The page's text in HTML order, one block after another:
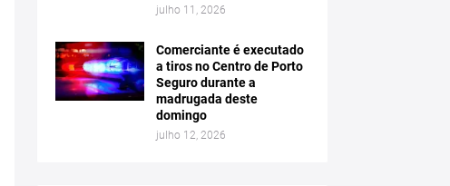
julho 11, 2026
Comerciante é executado
a tiros no Centro de Porto
Seguro durante a
madrugada deste
domingo
julho 12, 2026